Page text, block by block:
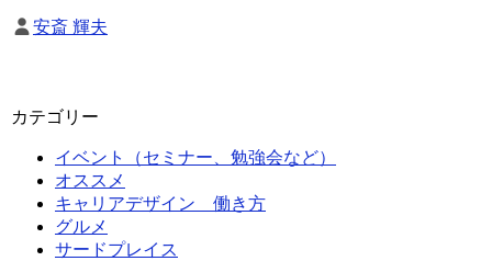
安斎 輝夫
カテゴリー
イベント（セミナー、勉強会など）
オススメ
キャリアデザイン 働き方
グルメ
サードプレイス